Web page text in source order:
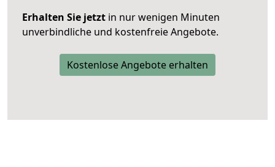
Erhalten Sie jetzt in nur wenigen Minuten
unverbindliche und kostenfreie Angebote.
Kostenlose Angebote erhalten